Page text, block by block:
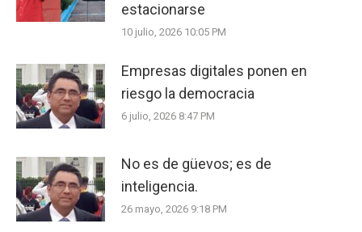
estacionarse
10 julio, 2026 10:05 PM
Empresas digitales ponen en
riesgo la democracia
6 julio, 2026 8:47 PM
No es de güevos; es de
inteligencia.
26 mayo, 2026 9:18 PM